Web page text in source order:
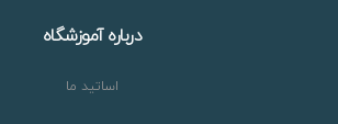
درباره آموزشگاه
اساتید ما